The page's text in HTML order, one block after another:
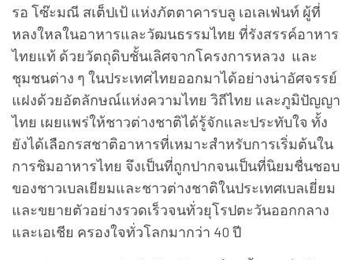
รอ โซ๊ะมณี สเต็ปเป้ แห่งภัตตาคารบลู เอเลเฟ่นท์ ผู้ที่
หลงใหลในอาหารและวัฒนธรรมไทย ที่รังสรรค์อาหาร
ไทยแท้ ด้วยวัตถุดิบชั้นเลิศจากโครงการหลวง และ
ชุมชนต่าง ๆ ในประเทศไทยออกมาได้อย่างน่าอัศจรรย์
แฝงด้วยอัตลักษณ์แห่งความไทย วิถีไทย และภูมิปัญญา
ไทย เผยแพร่ให้ชาวต่างชาติได้รู้จักและประทับใจ ทั้ง
ยังได้เลือกรสชาติอาหารที่เหมาะสำหรับการเริ่มต้นใน
การชิมอาหารไทย จึงเป็นที่ถูกปากจนเป็นที่นิยมชื่นชอบ
ของชาวเบลเยียมและชาวต่างชาติในประเทศเบลเยี่ยม
และขยายตัวอย่างรวดเร็วจนทั่วยุโรปตะวันออกกลาง
และเอเชีย ครองใจทั่วโลกมากว่า 40 ปี